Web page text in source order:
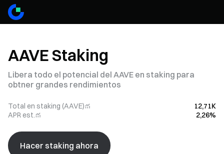
AAVE Staking
Libera todo el potencial del AAVE en staking para
obtner grandes rendimientos
Total en staking (AAVE)
12,71K
APR est.
2,26%
Hacer staking ahora